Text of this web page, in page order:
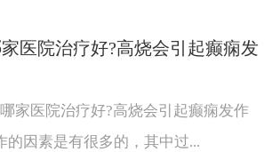
医院治疗好?高烧会引起癫痫发
家医院治疗好?高烧会引起癫痫发作
的因素是有很多的，其中过...